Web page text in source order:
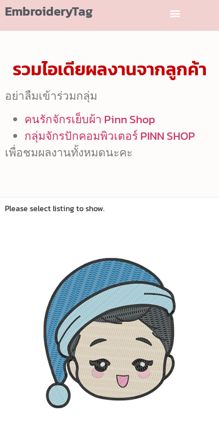
EmbroideryTag
รวมไอเดียผลงานจากลูกค้า
อย่าลืมเข้าร่วมกลุ่ม
คนรักจักรเย็บผ้า Pinn Shop
กลุ่มจักรปักคอมพิวเตอร์ PINN SHOP
เพื่อชมผลงานทั้งหมดนะคะ
Please select listing to show.